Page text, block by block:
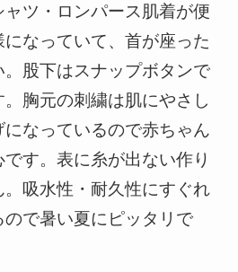
ツ・ロンパース肌着が便
なっていて、首が座った
。股下はスナップボタンで
胸元の刺繍は肌にやさし
なっているので赤ちゃん
す。表に糸が出ない作り
吸水性・耐久性にすぐれ
で暑い夏にピッタリで